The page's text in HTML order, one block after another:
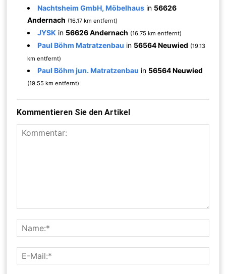
Nachtsheim GmbH, Möbelhaus in 56626
Andernach (16.17 km entfernt)
JYSK in 56626 Andernach (16.75 km entfernt)
Paul Böhm Matratzenbau in 56564 Neuwied (19.13
km entfernt)
Paul Böhm jun. Matratzenbau in 56564 Neuwied
(19.55 km entfernt)
Kommentieren Sie den Artikel